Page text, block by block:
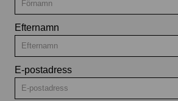
Efternamn
E-postadress